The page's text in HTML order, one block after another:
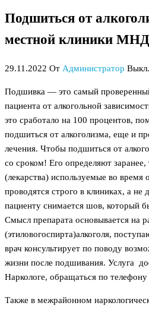
Подшиться от
местной клиники
29.11.2022 От Администратор Выкл.
Подшивка — это самый
пациента от алкогольной
это сработало на 100 процентов,
подшиться от алкоголизма, еще и
лечения. Чтобы подшиться от
со сроком! Его определяют
(лекарства) используемые во время
проводятся строго в клиниках, а
пациенту снимается шов, который
Смысл препарата основывается на
(этиловогоспирта)алкоголя,
врач консультирует по поводу
жизни после подшивания. Услуга
Наркологе, обращаться по телефону
Также в межрайонном